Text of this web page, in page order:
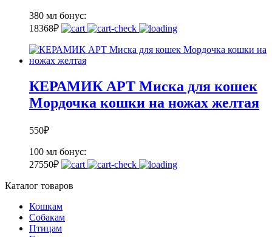
380 мл бонус:
18368₽
КЕРАМИК АРТ Миска для кошек
Мордочка кошки на ножах желтая
550₽
100 мл бонус:
27550₽
Каталог товаров
Кошкам
Собакам
Птицам